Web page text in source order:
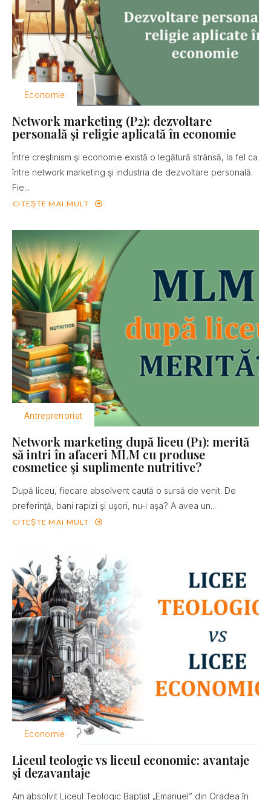
Economie
Network marketing (P2): dezvoltare
personală şi religie aplicată în economie
Între creştinism şi economie există o legătură strânsă, la fel ca
între network marketing şi industria de dezvoltare personală.
Fie...
CITEȘTE MAI MULT
Antreprenoriat
Network marketing după liceu (P1): merită
să intri în afaceri MLM cu produse
cosmetice şi suplimente nutritive?
După liceu, fiecare absolvent caută o sursă de venit. De
preferinţă, bani rapizi şi uşori, nu-i aşa? A avea un...
CITEȘTE MAI MULT
Economie
Liceul teologic vs liceul economic: avantaje
şi dezavantaje
Am absolvit Liceul Teologic Baptist „Emanuel” din Oradea în